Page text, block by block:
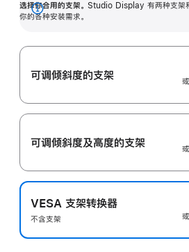
选择你合用的支架。 Studio Display 有两种支架
你的各种安装需求。
展
可调倾斜度的支架
可调倾斜度及高‍度的支‍架
VESA 支架转换器
不含支架